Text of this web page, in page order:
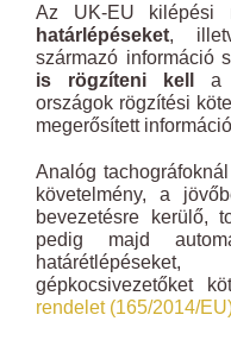
Az UK-EU kilépési
határlépéseket,
származó információ
is rögzíteni kell
a
országok rögzítési
megerősített
Analóg
követelmény, a
bevezetésre kerülő,
pedig majd
gépkocsivezetőket
rendelet (165/2014/